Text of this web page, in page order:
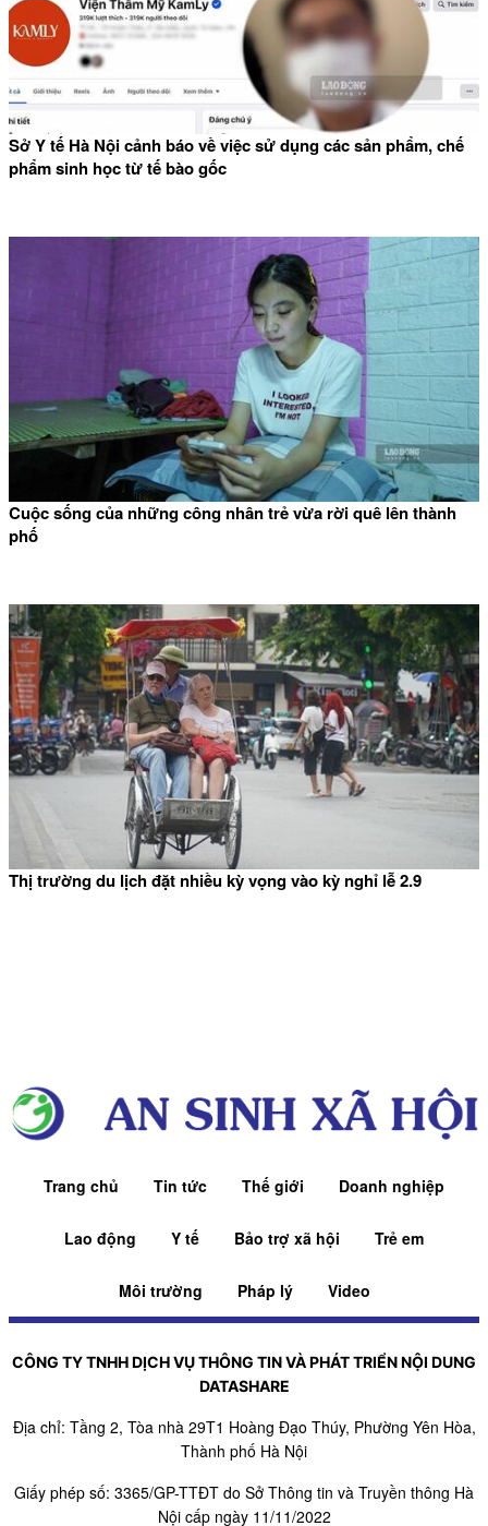
Sở Y tế Hà Nội cảnh báo về việc sử dụng các sản phẩm, chế
phẩm sinh học từ tế bào gốc
Cuộc sống của những công nhân trẻ vừa rời quê lên thành
phố
Thị trường du lịch đặt nhiều kỳ vọng vào kỳ nghỉ lễ 2.9
Trang chủ Tin tức Thế giới Doanh nghiệp
Lao động Y tế Bảo trợ xã hội Trẻ em
Môi trường Pháp lý Video
CÔNG TY TNHH DỊCH VỤ THÔNG TIN VÀ PHÁT TRIỂN NỘI DUNG
DATASHARE
Địa chỉ: Tầng 2, Tòa nhà 29T1 Hoàng Đạo Thúy, Phường Yên Hòa,
Thành phố Hà Nội
Giấy phép số: 3365/GP-TTĐT do Sở Thông tin và Truyền thông Hà
Nội cấp ngày 11/11/2022